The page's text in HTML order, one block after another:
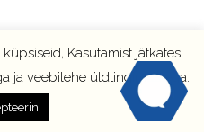
Kasutamist jätkates
ja veebilehe üldtingimustega.